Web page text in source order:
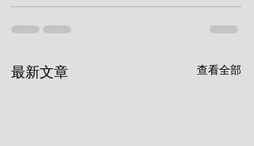
最新文章 查看全部